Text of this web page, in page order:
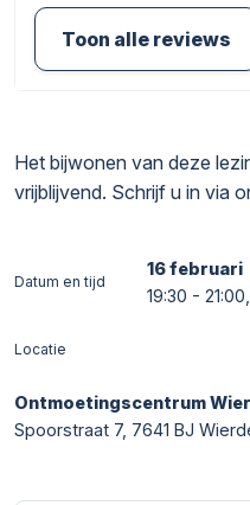
Toon alle reviews
Het bijwonen van deze
vrijblijvend. Schrijf u in via
Datum en tijd
16 februari
19:30 -
Locatie
Ontmoetingscentrum
Spoorstraat 7, 7641 BJ